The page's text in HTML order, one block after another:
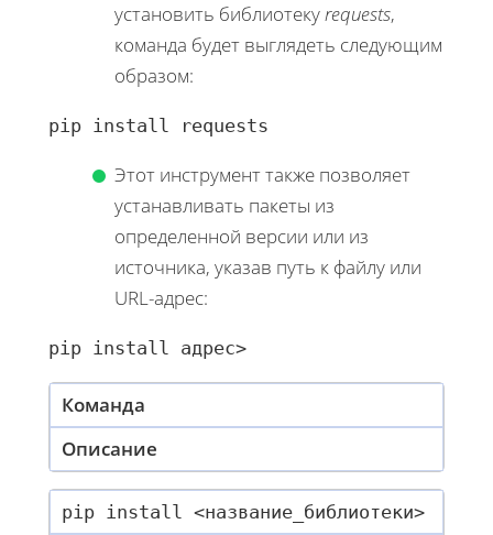
установить библиотекуrequests,
команда будет выглядеть следующим
образом:
pip install requests
Этот инструмент также позволяет
устанавливать пакеты из
определенной версии или из
источника, указав путь к файлу или
URL-адрес:
pip install адрес>
Команда
Описание
pip install <название_библиотеки>